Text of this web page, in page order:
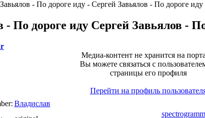
- По дороге иду Сергей Завьялов -
Медиа-контент не хранится на
Вы можете связаться с
страницы его профиля
Перейти на профиль
Владислав
spectrogramm